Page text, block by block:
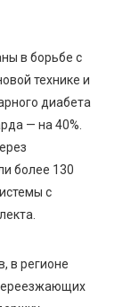
в борьбе с
технике и
диабета
— на 40%.
более 130
с
в регионе